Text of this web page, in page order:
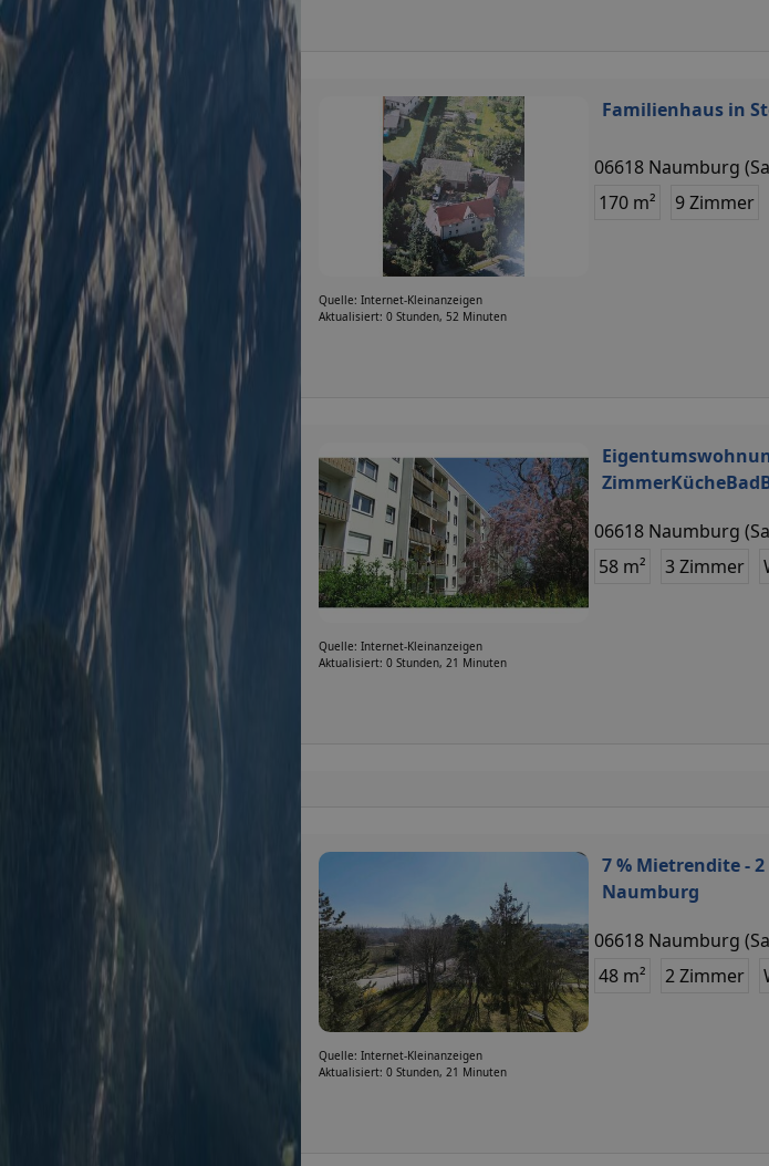
Familienhaus in
06618 Naumburg
170 m²
9 Zimmer
Quelle: Internet-Kleinanzeigen
Aktualisiert: 0 Stunden, 52 Minuten
06618 Naumburg
58 m²
3 Zimmer
Quelle: Internet-Kleinanzeigen
Aktualisiert: 0 Stunden, 21 Minuten
7 % Mietrendite -
Naumburg
06618 Naumburg
48 m²
2 Zimmer
Quelle: Internet-Kleinanzeigen
Aktualisiert: 0 Stunden, 21 Minuten